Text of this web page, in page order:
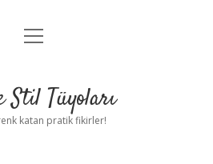
Anasayfa
Yasal Uyarı
menüyü
Stil Tüyoları
katan pratik fikirler!